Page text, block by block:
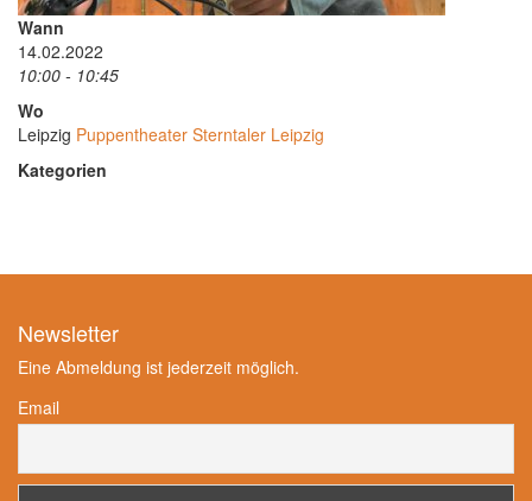
Wann
14.02.2022
10:00 - 10:45
Wo
Leipzig Puppentheater Sterntaler Leipzig
Kategorien
Newsletter
Eine Abmeldung ist jederzeit möglich.
Email